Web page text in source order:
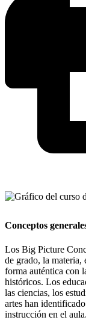
Conceptos
Los Big Picture
de grado, la materia,
forma auténtica con
históricos. Los
las ciencias, los
artes han
instrucción en el aula.